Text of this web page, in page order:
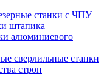
станки с ЧПУ
штапика
алюминиевого
сверлильные станки
строп